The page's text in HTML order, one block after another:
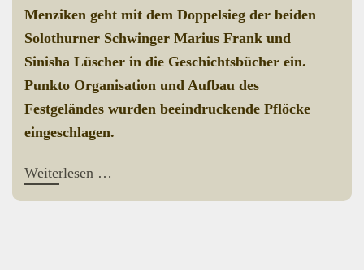
Menziken geht mit dem Doppelsieg der beiden
Solothurner Schwinger Marius Frank und
Sinisha Lüscher in die Geschichtsbücher ein.
Punkto Organisation und Aufbau des
Festgeländes wurden beeindruckende Pflöcke
eingeschlagen.
Weiterlesen …